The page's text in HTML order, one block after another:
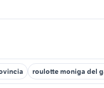
roulotte moniga del